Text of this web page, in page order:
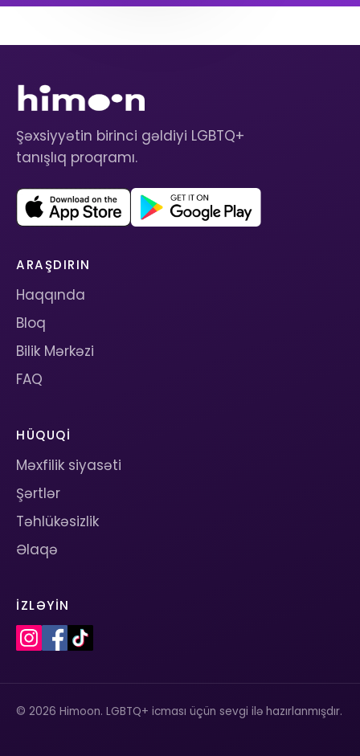
Şəxsiyyətin birinci gəldiyi LGBTQ+
tanışlıq proqramı.
ARAŞDIRIN
Haqqında
Bloq
Bilik Mərkəzi
FAQ
HÜQUQI
Məxfilik siyasəti
Şərtlər
Təhlükəsizlik
Əlaqə
İZLƏYIN
© 2026 Himoon. LGBTQ+ icması üçün sevgi ilə hazırlanmışdır.